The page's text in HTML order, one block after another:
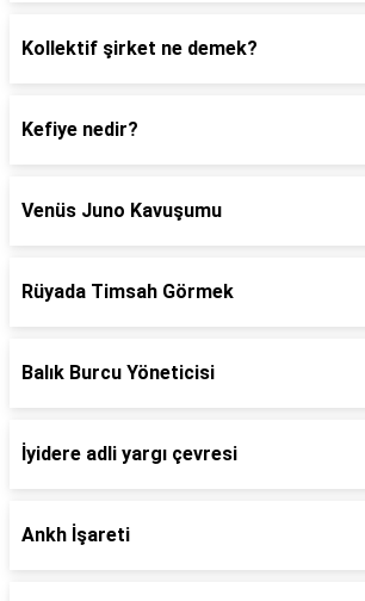
Kollektif şirket ne demek?
Kefiye nedir?
Venüs Juno Kavuşumu
Rüyada Timsah Görmek
Balık Burcu Yöneticisi
İyidere adli yargı çevresi
Ankh İşareti